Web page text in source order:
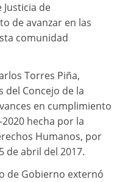
de
de avanzar en las
comunidad
Torres Piña,
del Concejo de la
en cumplimiento
hecha por la
Humanos, por
de abril del 2017.
de Gobierno externó